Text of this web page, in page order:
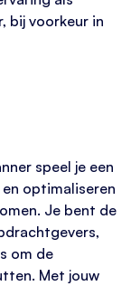
bij voorkeur in
speel je een
optimaliseren
Je bent de
om de
Met jouw